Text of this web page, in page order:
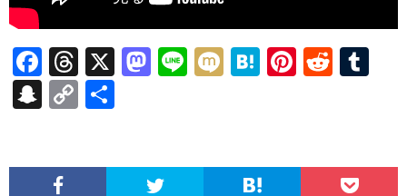
F
ac
e
o
T
hr
ea
X
M
o
Li M H
a
Pi
t
R
t
r
S
pc
C